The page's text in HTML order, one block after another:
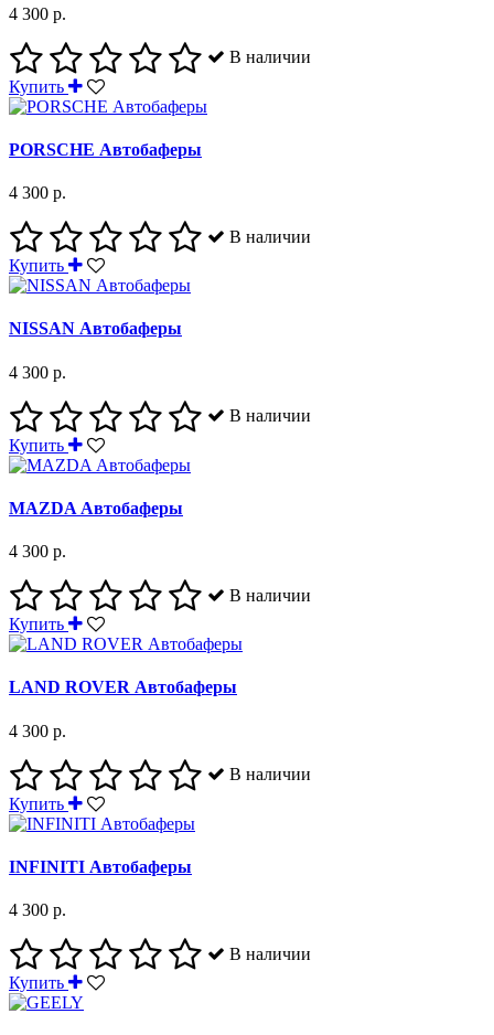
4 300 р.
В наличии
Купить
PORSCHE Автобаферы
4 300 р.
В наличии
Купить
NISSAN Автобаферы
4 300 р.
В наличии
Купить
MAZDA Автобаферы
4 300 р.
В наличии
Купить
LAND ROVER Автобаферы
4 300 р.
В наличии
Купить
INFINITI Автобаферы
4 300 р.
В наличии
Купить